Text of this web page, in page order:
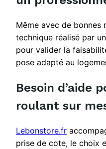
Même avec de bonnes
technique réalisé par
pour valider la
pose adapté au
Besoin d’aide
roulant sur
Lebonstore.fr
prise de cote, le choix